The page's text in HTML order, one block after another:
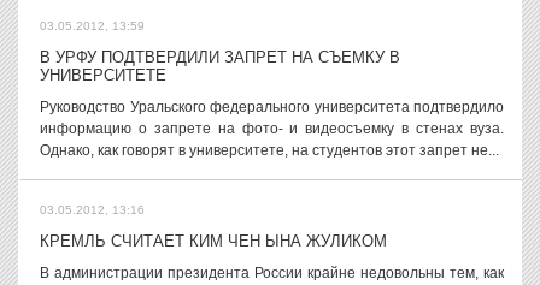
03.05.2012, 13:59
В УРФУ ПОДТВЕРДИЛИ ЗАПРЕТ НА СЪЕМКУ В
УНИВЕРСИТЕТЕ
Руководство Уральского федерального университета подтвердило
информацию о запрете на фото- и видеосъемку в стенах вуза.
Однако, как говорят в университете, на студентов этот запрет не...
03.05.2012, 13:16
КРЕМЛЬ СЧИТАЕТ КИМ ЧЕН ЫНА ЖУЛИКОМ
В администрации президента России крайне недовольны тем, как